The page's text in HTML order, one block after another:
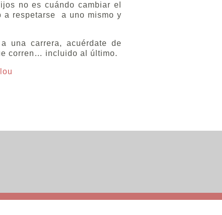
no es cuándo cambiar el
a respetarse a uno mismo y
una carrera, acuérdate de
corren… incluido al último.